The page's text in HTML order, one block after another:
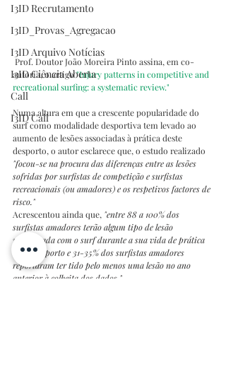
I3ID Recrutamento
I3ID_Provas_Agregacao
I3ID Arquivo Notícias
I3ID Ciência Aberta
Call
I3ID Call
Prof. Doutor João Moreira Pinto assina, em co-
autoria, o artigo "Injury patterns in competitive and
recreational surfing: a systematic review."
Numa altura em que a crescente popularidade do
surf como modalidade desportiva tem levado ao
aumento de lesões associadas à prática deste
desporto, o autor esclarece que, o estudo realizado
"focou-se na procura das diferenças entre as lesões
sofridas por surfistas de competição e surfistas
recreacionais (ou amadores) e os respetivos factores de
risco."
Acrescentou ainda que, "entre 88 a 100% dos
surfistas amadores terão algum tipo de lesão
relacionada com o surf durante a sua vida de prática
deste desporto e 31-35% dos surfistas amadores
reportaram ter tido pelo menos uma lesão no ano
anterior à colheita dos dados."